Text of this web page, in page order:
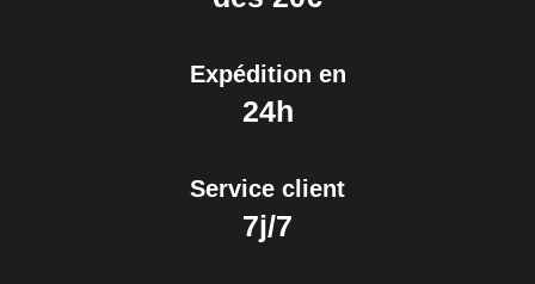
Expédition en
24h
Service client
7j/7